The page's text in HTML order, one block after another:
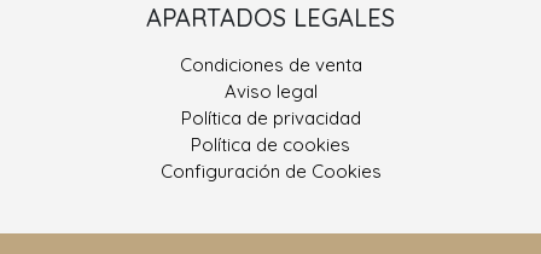
APARTADOS LEGALES
Condiciones de venta
Aviso legal
Política de privacidad
Política de cookies
Configuración de Cookies